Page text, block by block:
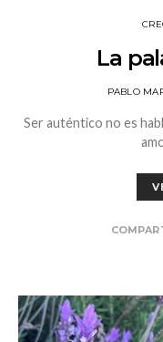
La
PABLO
Ser auténtico no es